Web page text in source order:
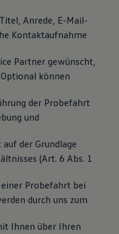
Anrede, E-Mail-
Kontaktaufnahme
Partner gewünscht,
können
der Probefahrt
und
der Grundlage
(Art. 6 Abs. 1
einer Probefahrt bei
durch uns zum
Ihnen über Ihren